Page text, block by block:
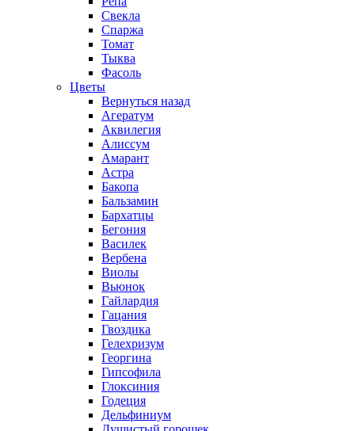
Свекла
Спаржа
Томат
Тыква
Фасоль
Цветы
Вернуться назад
Агератум
Аквилегия
Алиссум
Амарант
Астра
Бакопа
Бальзамин
Бархатцы
Бегония
Василек
Вербена
Виолы
Вьюнок
Гайлардия
Гацания
Гвоздика
Гелехризум
Георгина
Гипсофила
Глоксиния
Годеция
Дельфиниум